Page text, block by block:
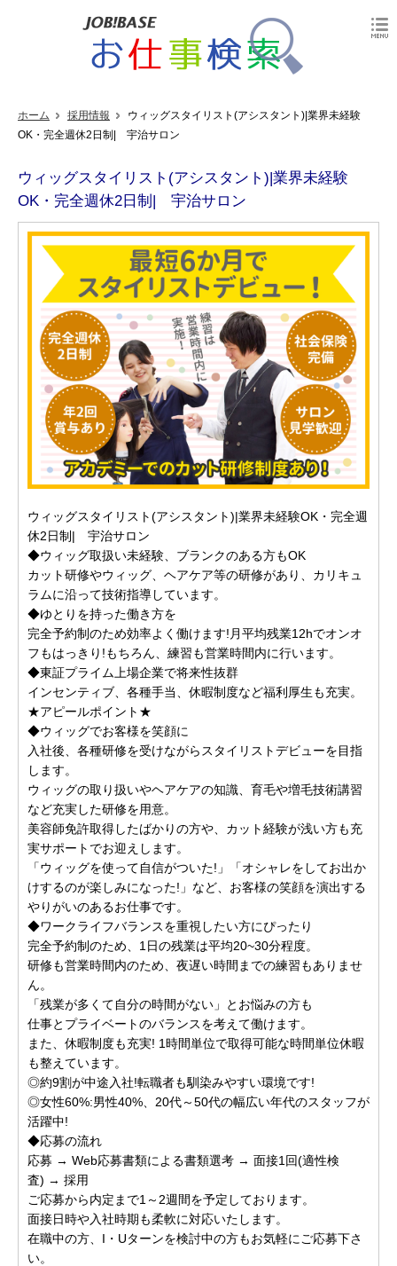
ホーム 採用情報
ウィッグスタイリスト(アシスタント)|業界未経験
OK・完全週休2日制| 宇治サロン
ウィッグスタイリスト(アシスタント)|業界未経験
OK・完全週休2日制| 宇治サロン
ウィッグスタイリスト(アシスタント)|業界未経験OK・完全週
休2日制| 宇治サロン
◆ウィッグ取扱い未経験、ブランクのある方もOK
カット研修やウィッグ、ヘアケア等の研修があり、カリキュ
ラムに沿って技術指導しています。
◆ゆとりを持った働き方を
完全予約制のため効率よく働けます!月平均残業12hでオンオ
フもはっきり!もちろん、練習も営業時間内に行います。
◆東証プライム上場企業で将来性抜群
インセンティブ、各種手当、休暇制度など福利厚生も充実。
★アピールポイント★
◆ウィッグでお客様を笑顔に
入社後、各種研修を受けながらスタイリストデビューを目指
します。
ウィッグの取り扱いやヘアケアの知識、育毛や増毛技術講習
など充実した研修を用意。
美容師免許取得したばかりの方や、カット経験が浅い方も充
実サポートでお迎えします。
「ウィッグを使って自信がついた!」「オシャレをしてお出か
けするのが楽しみになった!」など、お客様の笑顔を演出する
やりがいのあるお仕事です。
◆ワークライフバランスを重視したい方にぴったり
完全予約制のため、1日の残業は平均20~30分程度。
研修も営業時間内のため、夜遅い時間までの練習もありませ
ん。
「残業が多くて自分の時間がない」とお悩みの方も
仕事とプライベートのバランスを考えて働けます。
また、休暇制度も充実! 1時間単位で取得可能な時間単位休暇
も整えています。
◎約9割が中途入社!転職者も馴染みやすい環境です!
◎女性60%:男性40%、20代～50代の幅広い年代のスタッフが
活躍中!
◆応募の流れ
応募 → Web応募書類による書類選考 → 面接1回(適性検
査) → 採用
ご応募から内定まで1～2週間を予定しております。
面接日時や入社時期も柔軟に対応いたします。
在職中の方、I・Uターンを検討中の方もお気軽にご応募下さ
い。